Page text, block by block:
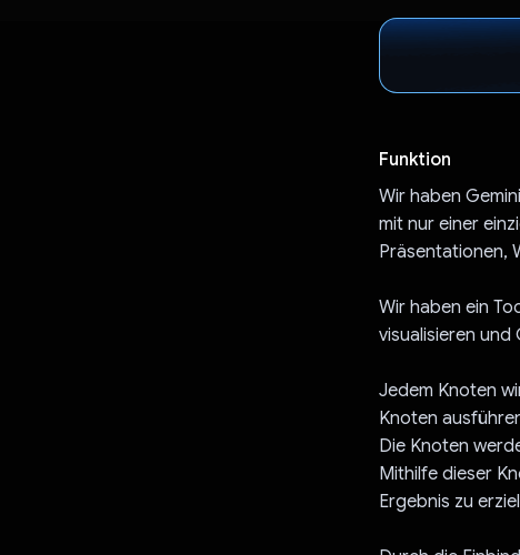
Funktion
Wir haben
mit nur einer
Präsentationen,
Wir haben ein
visualisieren und
Jedem Knoten
Knoten
Die Knoten
Mithilfe dieser
Ergebnis zu